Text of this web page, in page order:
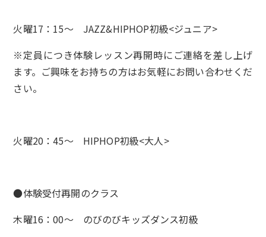
火曜17：15〜 JAZZ&HIPHOP初級<ジュニア>
※定員につき体験レッスン再開時にご連絡を差し上げ
ます。ご興味をお持ちの方はお気軽にお問い合わせくだ
さい。
火曜20：45～ HIPHOP初級<大人>
●体験受付再開のクラス
木曜16：00～ のびのびキッズダンス初級